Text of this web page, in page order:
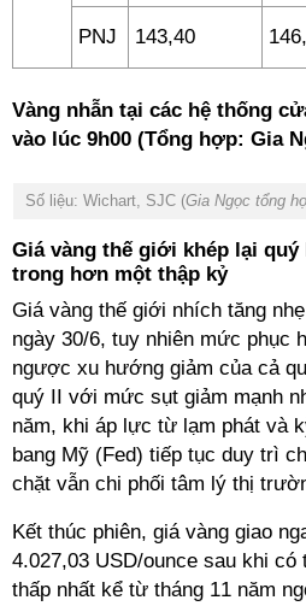
PNJ 143,40
Vàng nhẫn tại các hệ thống
vào lúc 9h00 (Tổng hợp: Gia
Số liệu: Wichart, SJC (Gia Ngọc tổng
Giá vàng thế giới khép lại quý
trong hơn một thập kỷ
Giá vàng thế giới nhích tăng
ngày 30/6, tuy nhiên mức phục
ngược xu hướng giảm của cả
quý II với mức sụt giảm mạnh
năm, khi áp lực từ lạm phát và
bang Mỹ (Fed) tiếp tục duy trì
chặt vẫn chi phối tâm lý thị
Kết thúc phiên, giá vàng giao
4.027,03 USD/ounce sau khi
thấp nhất kể từ tháng 11 năm